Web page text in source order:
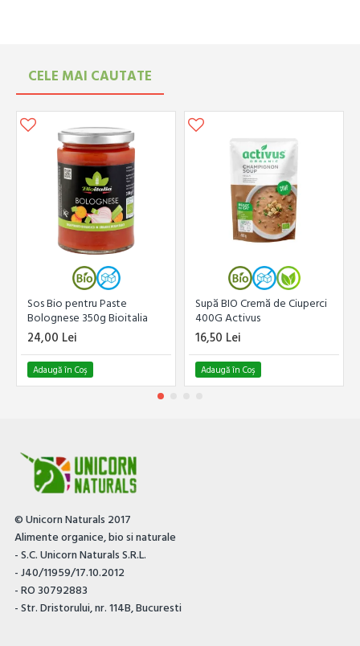
potrivite pentru diete speciale fără compromis pe gust sau
intensitatea aromelor de cacao.
Comandă online ciocolată Vanini cu livrare rapidă în toată
România, direct de la distribuitorul oficial.
CELE MAI CAUTATE
Sos Bio pentru Paste
Bolognese 350g Bioitalia
24,00 Lei
Adaugă în Coş
Supă BIO Cremă de Ciuperci
400G Activus
16,50 Lei
Adaugă în Coş
© Unicorn Naturals 2017
Alimente organice, bio si naturale
- S.C. Unicorn Naturals S.R.L.
- J40/11959/17.10.2012
- RO 30792883
- Str. Dristorului, nr. 114B, Bucuresti